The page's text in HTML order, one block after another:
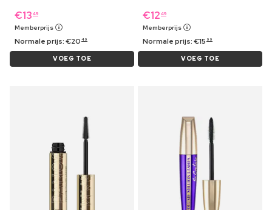
€13 49
Memberprijs
Normale prijs:€20 49
VOEG TOE
€12 49
Memberprijs
Normale prijs:€15 99
VOEG TOE